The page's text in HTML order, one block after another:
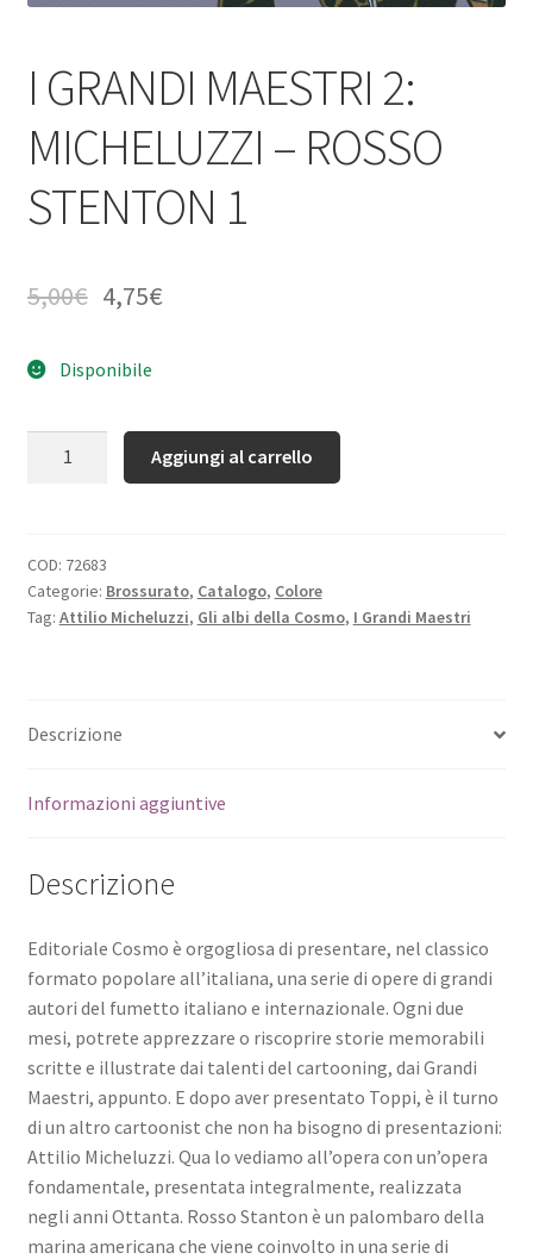
I GRANDI MAESTRI 2:
MICHELUZZI – ROSSO
STENTON 1
5,00€ 4,75€
Disponibile
Aggiungi al carrello
COD: 72683
Categorie: Brossurato, Catalogo, Colore
Tag: Attilio Micheluzzi, Gli albi della Cosmo, I Grandi Maestri
Descrizione
Informazioni aggiuntive
Descrizione
Editoriale Cosmo è orgogliosa di presentare, nel classico
formato popolare all’italiana, una serie di opere di grandi
autori del fumetto italiano e internazionale. Ogni due
mesi, potrete apprezzare o riscoprire storie memorabili
scritte e illustrate dai talenti del cartooning, dai Grandi
Maestri, appunto. E dopo aver presentato Toppi, è il turno
di un altro cartoonist che non ha bisogno di presentazioni:
Attilio Micheluzzi. Qua lo vediamo all’opera con un’opera
fondamentale, presentata integralmente, realizzata
negli anni Ottanta. Rosso Stanton è un palombaro della
marina americana che viene coinvolto in una serie di